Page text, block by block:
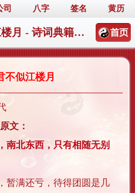
司 八字 签名 黄历
采桑子·恨君不似江楼月 - 诗词典籍起名详情
不似江楼月
文：
南北东西，只有相随无别
暂满还亏，待得团圆是几